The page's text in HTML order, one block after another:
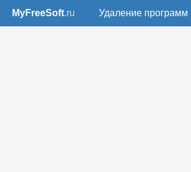
MyFreeSoft.ru Удаление программ